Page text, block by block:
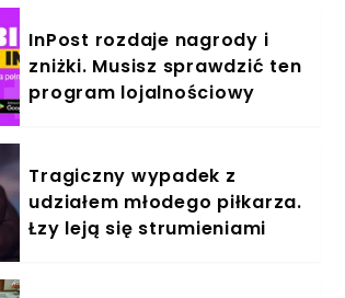
InPost rozdaje nagrody i
zniżki. Musisz sprawdzić ten
program lojalnościowy
Tragiczny wypadek z
udziałem młodego piłkarza.
Łzy leją się strumieniami